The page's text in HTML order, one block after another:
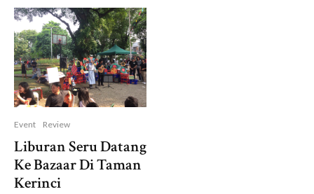
Event Review
Liburan Seru Datang
Ke Bazaar Di Taman
Kerinci